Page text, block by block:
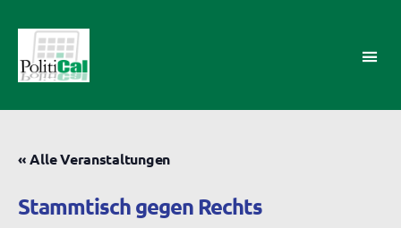
AK
« Alle Veranstaltungen
Stammtisch gegen Rechts